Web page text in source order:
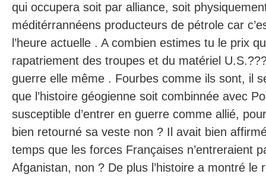
qui occupera soit par alliance, soit
méditérrannéens producteurs de pétrole car
l’heure actuelle . A combien estimes tu le prix
rapatriement des troupes et du matériel
guerre elle même . Fourbes comme ils sont, il
que l’histoire géogienne soit combinnée avec
susceptible d’entrer en guerre comme allié,
bien retourné sa veste non ? Il avait bien
temps que les forces Françaises n’entreraient
Afganistan, non ? De plus l’histoire a montré le